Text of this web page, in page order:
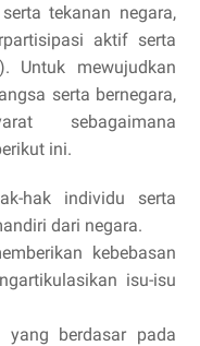
tekanan negara,
aktif serta
Untuk mewujudkan
serta bernegara,
sebagaimana
ini.
hak individu serta
dari negara.
kebebasan
isu-isu
yang berdasar pada